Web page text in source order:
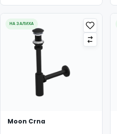
НА ЗАЛИХА
Moon Crna